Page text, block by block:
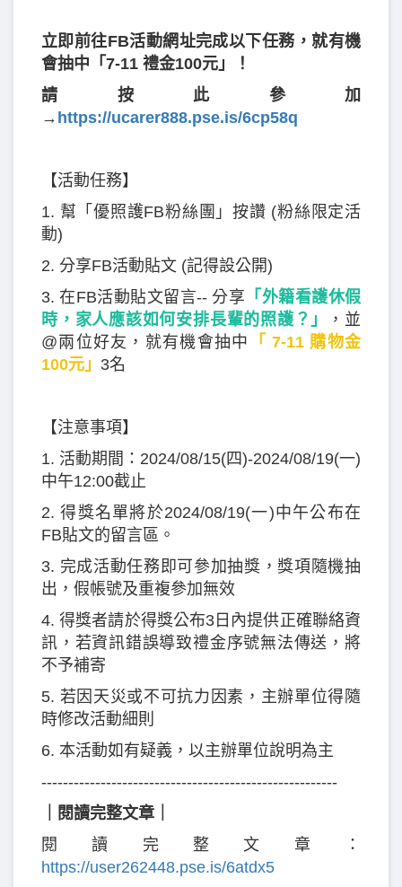
立即前往FB活動網址完成以下任務，就有機
會抽中「7-11 禮金100元」！
請按此參加
→ https://ucarer888.pse.is/6cp58q
【活動任務】
1. 幫「優照護FB粉絲團」按讚 (粉絲限定活
動)
2. 分享FB活動貼文 (記得設公開)
3. 在FB活動貼文留言-- 分享 「外籍看護休假
時，家人應該如何安排長輩的照護？」
，並
@兩位好友，就有機會抽中
「 7-11 購物金
100元」 3名
【注意事項】
1. 活動期間：2024/08/15(四)-2024/08/19(一)
中午12:00截止
2. 得獎名單將於2024/08/19(一)中午公布在
FB貼文的留言區。
3. 完成活動任務即可參加抽獎，獎項隨機抽
出，假帳號及重複參加無效
4. 得獎者請於得獎公布3日內提供正確聯絡資
訊，若資訊錯誤導致禮金序號無法傳送，將
不予補寄
5. 若因天災或不可抗力因素，主辦單位得隨
時修改活動細則
6. 本活動如有疑義，以主辦單位說明為主
-------------------------------------------------------
｜閱讀完整文章｜
閱讀完整文章：
https://user262448.pse.is/6atdx5